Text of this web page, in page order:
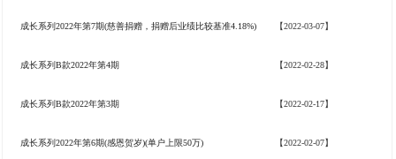
成长系列2022年第7期(慈善捐赠，捐赠后业绩比较基准4.18%) 【2022-03-07】
成长系列B款2022年第4期 【2022-02-28】
成长系列B款2022年第3期 【2022-02-17】
成长系列2022年第6期(感恩贺岁)(单户上限50万) 【2022-02-07】